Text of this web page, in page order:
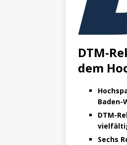
DTM-
dem
Baden-
DTM-
Sechs